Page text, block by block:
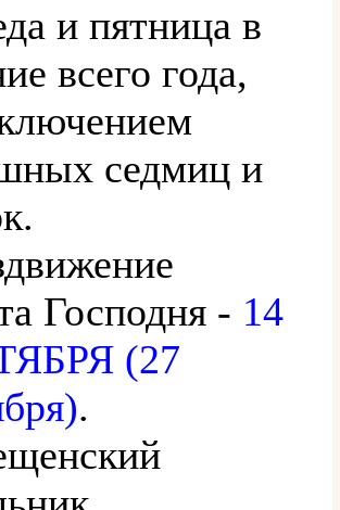
и пятница в
всего года,
седмиц и
Господня - 14
(27
.